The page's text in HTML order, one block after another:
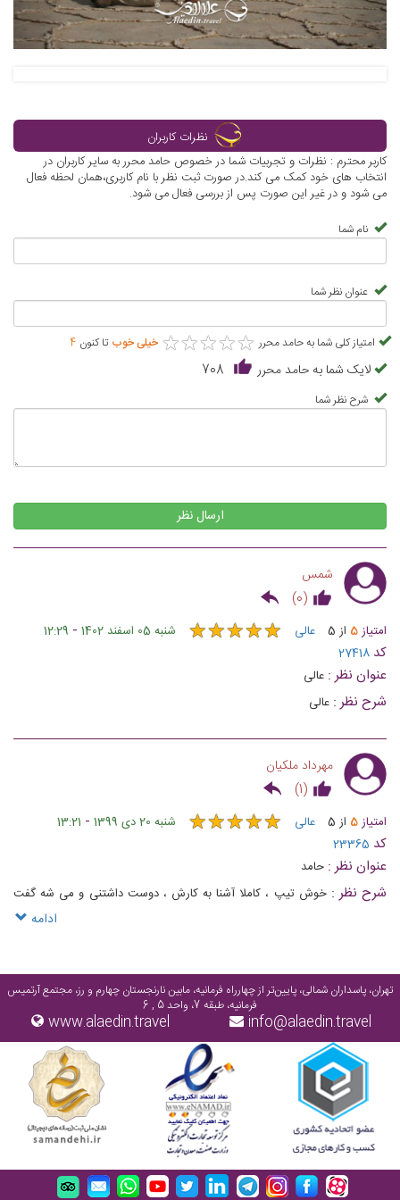
نظرات کاربران
کاربر محترم : نظرات و تجربیات شما در خصوص حامد محرر به سایر کاربران در
انتخاب های خود کمک می کند.در صورت ثبت نظر با نام کاربری،همان لحظه فعال
می شود و در غیر این صورت پس از بررسی فعال می شود.
نام شما
عنوان نظر شما
امتیاز کلی شما به حامد محرر ★★★★★
★★★★★ خیلی خوب تا کنون 4
لایک شما به حامد محرر 708
شرح نظر شما
ارسال نظر
شمس
(
0
)
امتیاز5 از 5 عالی ★★★★★
★★★★★ شنبه 05 اسفند 1402 -
12:29
کد 27418
عنوان نظر : عالی
شرح نظر : عالی
مهرداد ملکیان
(
1
)
امتیاز5 از 5 عالی ★★★★★
★★★★★ شنبه 20 دی 1399 -
13:21
کد 23365
عنوان نظر : حامد
شرح نظر : خوش تیپ ، کاملا آشنا به کارش ، دوست داشتنی و می شه گفت
ادامه
تهران، پاسداران شمالی، پایین‌تر از چهارراه فرمانیه، مابین نارنجستان چهارم و رز، مجتمع آرتمیس
فرمانیه، طبقه 7، واحد 5 , 6
info@alaedin.travel
www.alaedin.travel